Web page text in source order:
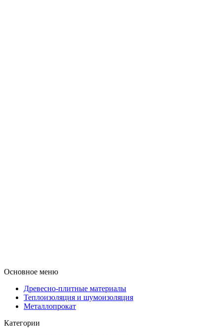
Основное меню
Древесно-плитные материалы
Теплоизоляция и шумоизоляция
Металлопрокат
Категории